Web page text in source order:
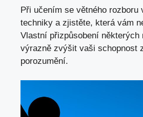
Při učením se větného rozboru
techniky a zjistěte, která vám
Vlastní přizpůsobení některých
výrazně zvýšit vaši schopnost
porozumění.